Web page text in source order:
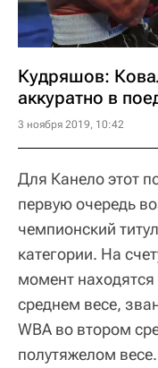
Кудряшов:
аккуратно в
3 ноября 2019, 10:42
Для Канело этот
первую очередь
чемпионский
категории. На
момент находятся
среднем весе,
WBA во втором
полутяжелом